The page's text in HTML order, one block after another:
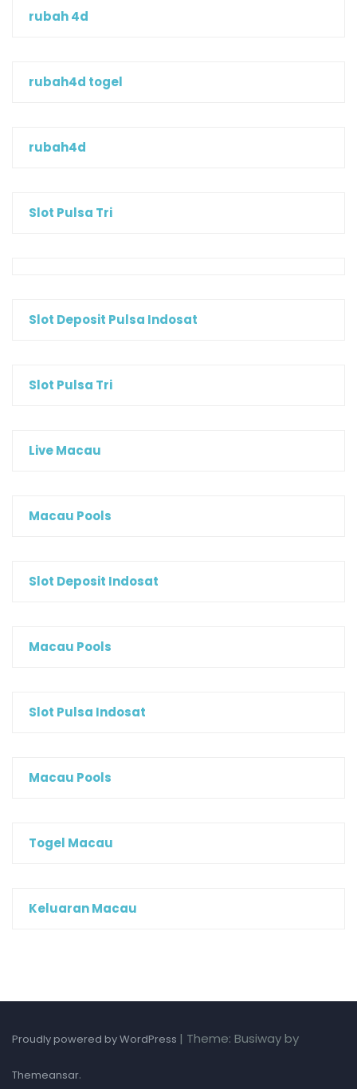
rubah 4d
rubah4d togel
rubah4d
Slot Pulsa Tri
Slot Deposit Pulsa Indosat
Slot Pulsa Tri
Live Macau
Macau Pools
Slot Deposit Indosat
Macau Pools
Slot Pulsa Indosat
Macau Pools
Togel Macau
Keluaran Macau
Proudly powered by WordPress | Theme: Busiway by
Themeansar.